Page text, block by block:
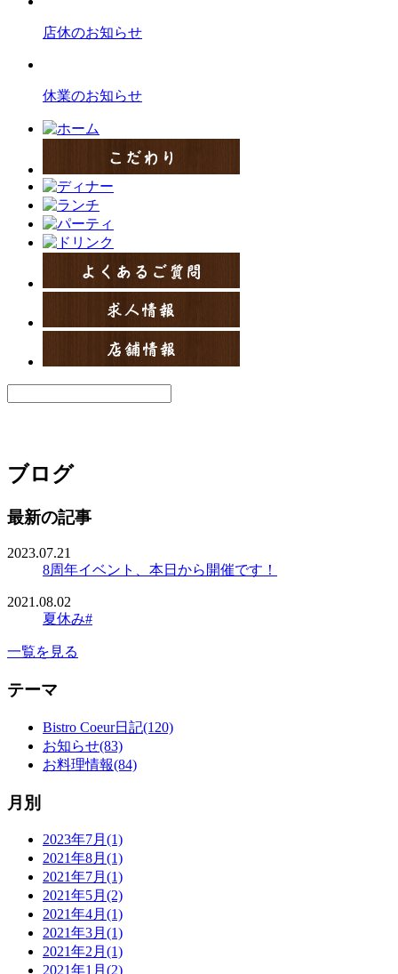
店休のお知らせ
休業のお知らせ
ブログ
最新の記事
2023.07.21
8周年イベント、本日から開催です！
2021.08.02
夏休み#
一覧を見る
テーマ
Bistro Coeur日記(120)
お知らせ(83)
お料理情報(84)
月別
2023年7月(1)
2021年8月(1)
2021年7月(1)
2021年5月(2)
2021年4月(1)
2021年3月(1)
2021年2月(1)
2021年1月(2)